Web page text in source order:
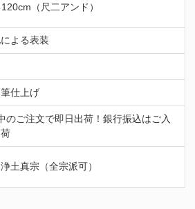
（尺二アンド）
よる表装
仕上げ
のご注文で即日出荷！銀行振込はご入
土真宗（全宗派可）